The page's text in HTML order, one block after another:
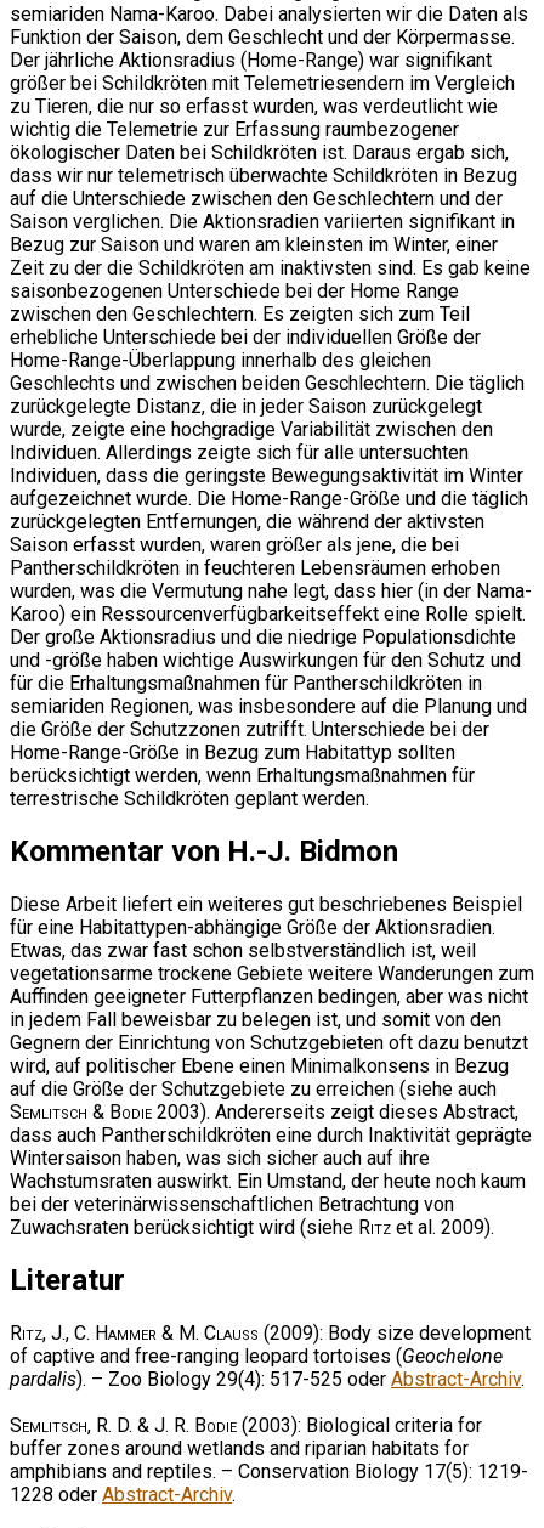
semiariden Nama-Karoo. Dabei analysierten wir die Daten als
Funktion der Saison, dem Geschlecht und der Körpermasse.
Der jährliche Aktionsradius (Home-Range) war signifikant
größer bei Schildkröten mit Telemetriesendern im Vergleich
zu Tieren, die nur so erfasst wurden, was verdeutlicht wie
wichtig die Telemetrie zur Erfassung raumbezogener
ökologischer Daten bei Schildkröten ist. Daraus ergab sich,
dass wir nur telemetrisch überwachte Schildkröten in Bezug
auf die Unterschiede zwischen den Geschlechtern und der
Saison verglichen. Die Aktionsradien variierten signifikant in
Bezug zur Saison und waren am kleinsten im Winter, einer
Zeit zu der die Schildkröten am inaktivsten sind. Es gab keine
saisonbezogenen Unterschiede bei der Home Range
zwischen den Geschlechtern. Es zeigten sich zum Teil
erhebliche Unterschiede bei der individuellen Größe der
Home-Range-Überlappung innerhalb des gleichen
Geschlechts und zwischen beiden Geschlechtern. Die täglich
zurückgelegte Distanz, die in jeder Saison zurückgelegt
wurde, zeigte eine hochgradige Variabilität zwischen den
Individuen. Allerdings zeigte sich für alle untersuchten
Individuen, dass die geringste Bewegungsaktivität im Winter
aufgezeichnet wurde. Die Home-Range-Größe und die täglich
zurückgelegten Entfernungen, die während der aktivsten
Saison erfasst wurden, waren größer als jene, die bei
Pantherschildkröten in feuchteren Lebensräumen erhoben
wurden, was die Vermutung nahe legt, dass hier (in der Nama-
Karoo) ein Ressourcenverfügbarkeitseffekt eine Rolle spielt.
Der große Aktionsradius und die niedrige Populationsdichte
und -größe haben wichtige Auswirkungen für den Schutz und
für die Erhaltungsmaßnahmen für Pantherschildkröten in
semiariden Regionen, was insbesondere auf die Planung und
die Größe der Schutzzonen zutrifft. Unterschiede bei der
Home-Range-Größe in Bezug zum Habitattyp sollten
berücksichtigt werden, wenn Erhaltungsmaßnahmen für
terrestrische Schildkröten geplant werden.
Kommentar von H.-J. Bidmon
Diese Arbeit liefert ein weiteres gut beschriebenes Beispiel
für eine Habitattypen-abhängige Größe der Aktionsradien.
Etwas, das zwar fast schon selbstverständlich ist, weil
vegetationsarme trockene Gebiete weitere Wanderungen zum
Auffinden geeigneter Futterpflanzen bedingen, aber was nicht
in jedem Fall beweisbar zu belegen ist, und somit von den
Gegnern der Einrichtung von Schutzgebieten oft dazu benutzt
wird, auf politischer Ebene einen Minimalkonsens in Bezug
auf die Größe der Schutzgebiete zu erreichen (siehe auch
Semlitsch & Bodie 2003). Andererseits zeigt dieses Abstract,
dass auch Pantherschildkröten eine durch Inaktivität geprägte
Wintersaison haben, was sich sicher auch auf ihre
Wachstumsraten auswirkt. Ein Umstand, der heute noch kaum
bei der veterinärwissenschaftlichen Betrachtung von
Zuwachsraten berücksichtigt wird (siehe Ritz et al. 2009).
Literatur
Ritz, J., C. Hammer & M. Clauss (2009): Body size development
of captive and free-ranging leopard tortoises (Geochelone
pardalis). – Zoo Biology 29(4): 517-525 oder Abstract-Archiv.
Semlitsch, R. D. & J. R. Bodie (2003): Biological criteria for
buffer zones around wetlands and riparian habitats for
amphibians and reptiles. – Conservation Biology 17(5): 1219-
1228 oder Abstract-Archiv.